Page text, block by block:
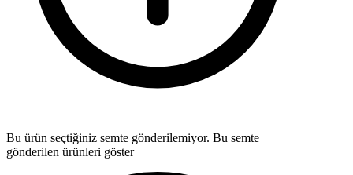
Bu ürün seçtiğiniz semte gönderilemiyor. Bu semte
gönderilen ürünleri göster